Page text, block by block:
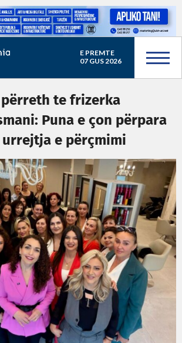
E PREMTE
07 GUS 2026
te frizerka
Puna e çon përpara
urrejtja e përçmimi